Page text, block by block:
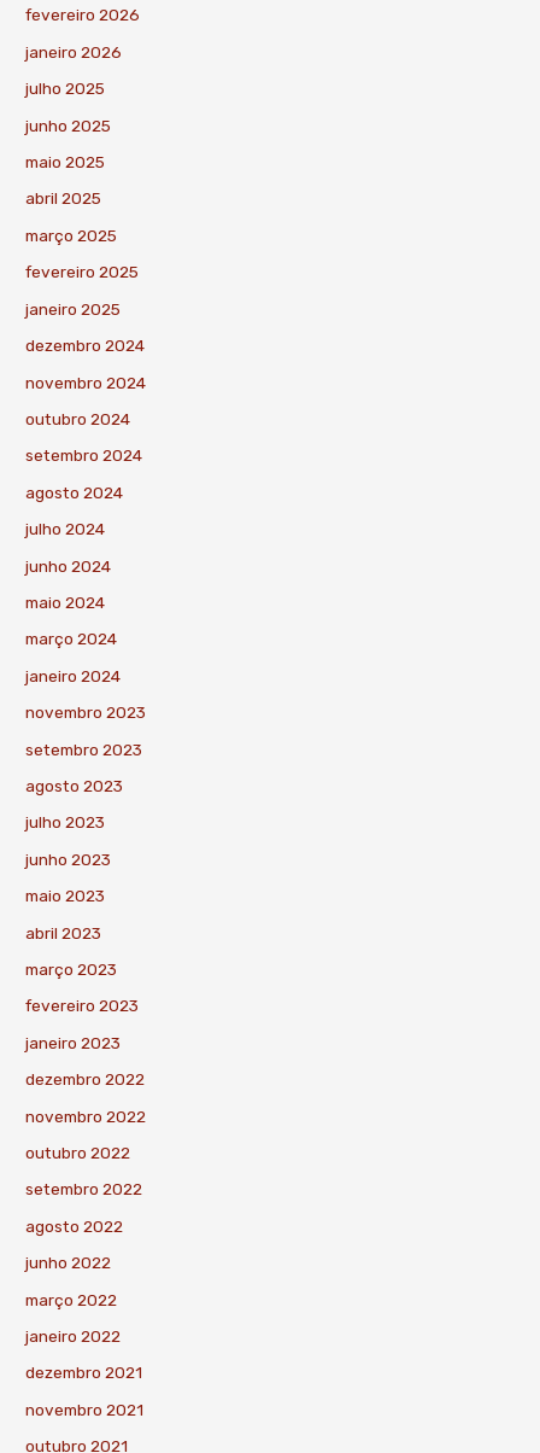
fevereiro 2026
janeiro 2026
julho 2025
junho 2025
maio 2025
abril 2025
março 2025
fevereiro 2025
janeiro 2025
dezembro 2024
novembro 2024
outubro 2024
setembro 2024
agosto 2024
julho 2024
junho 2024
maio 2024
março 2024
janeiro 2024
novembro 2023
setembro 2023
agosto 2023
julho 2023
junho 2023
maio 2023
abril 2023
março 2023
fevereiro 2023
janeiro 2023
dezembro 2022
novembro 2022
outubro 2022
setembro 2022
agosto 2022
junho 2022
março 2022
janeiro 2022
dezembro 2021
novembro 2021
outubro 2021